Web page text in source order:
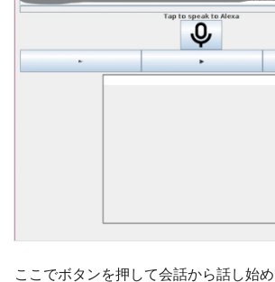
ここでボタンを押して会話から話し始め